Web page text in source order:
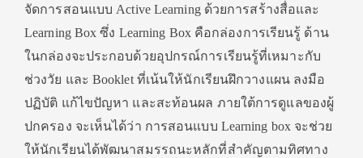
จัดการสอนแบบ Active Learning ด้วยการสร้างสื่อและ
Learning Box ซึ่ง Learning Box คือกล่องการเรียนรู้ ด้าน
ในกล่องจะประกอบด้วยอุปกรณ์การเรียนรู้ที่เหมาะกับ
ช่วงวัย และ Booklet ที่เน้นให้นักเรียนฝึกวางแผน ลงมือ
ปฏิบัติ แก้ไขปัญหา และสะท้อนผล ภายใต้การดูแลของผู้
ปกครอง จะเห็นได้ว่า การสอนแบบ Learning box จะช่วย
ให้นักเรียนได้พัฒนาสมรรถนะหลักที่สำคัญตามทิศทาง